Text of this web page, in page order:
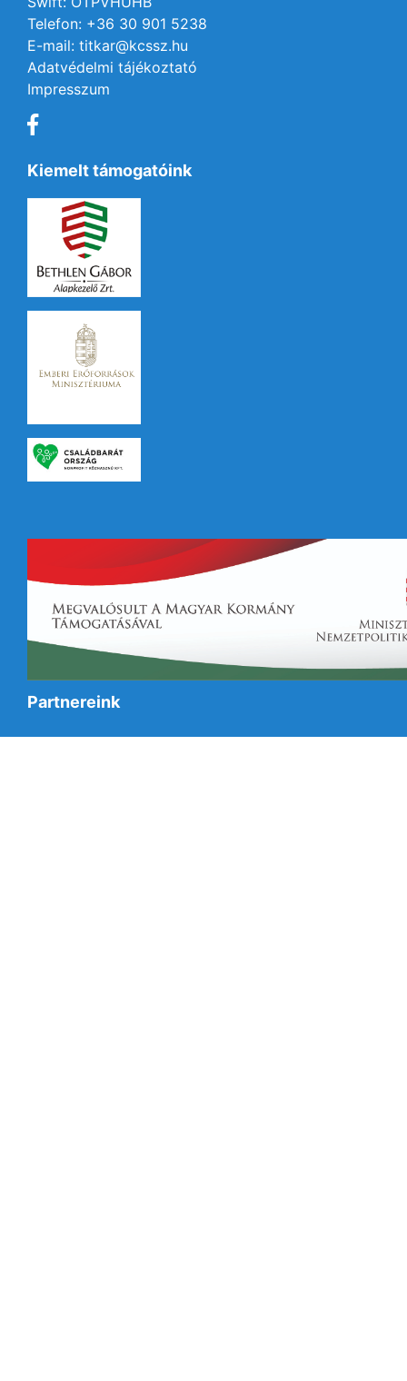
Telefon: +36 30 901 5238
E-mail: titkar@kcssz.hu
Adatvédelmi tájékoztató
Impresszum
Kiemelt támogatóink
Partnereink